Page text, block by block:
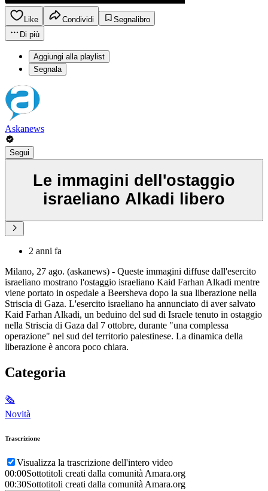
Like Condividi
Segnalibro
Di più
Aggiungi alla playlist
Segnala
Askanews
Segui
Le immagini dell'ostaggio
israeliano Alkadi libero
2 anni fa
Milano, 27 ago. (askanews) - Queste immagini diffuse dall'esercito
israeliano mostrano l'ostaggio israeliano Kaid Farhan Alkadi mentre
viene portato in ospedale a Beersheva dopo la sua liberazione nella
Striscia di Gaza. L'esercito israeliano ha annunciato di aver salvato
Kaid Farhan Alkadi, un beduino del sud di Israele tenuto in ostaggio
nella Striscia di Gaza dal 7 ottobre, durante "una complessa
operazione" nel sud del territorio palestinese. La dinamica della
liberazione è ancora poco chiara.
Categoria
🗞
Novità
Trascrizione
Visualizza la trascrizione dell'intero video
00:00Sottotitoli creati dalla comunità Amara.org
00:30Sottotitoli creati dalla comunità Amara.org